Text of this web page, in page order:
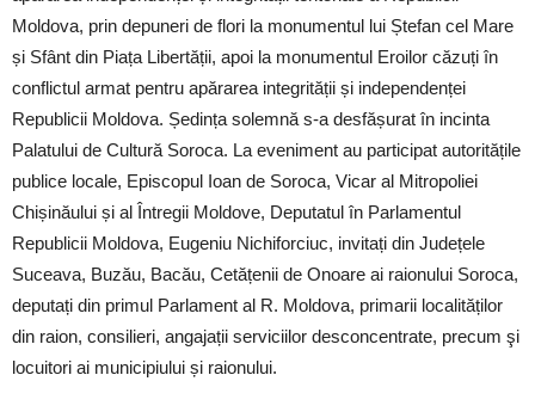
Moldova, prin depuneri de flori la monumentul lui Ștefan cel Mare
și Sfânt din Piața Libertății, apoi la monumentul Eroilor căzuți în
conflictul armat pentru apărarea integrității și independenței
Republicii Moldova. Ședința solemnă s-a desfășurat în incinta
Palatului de Cultură Soroca. La eveniment au participat autoritățile
publice locale, Episcopul Ioan de Soroca, Vicar al Mitropoliei
Chișinăului și al Întregii Moldove, Deputatul în Parlamentul
Republicii Moldova, Eugeniu Nichiforciuc, invitați din Județele
Suceava, Buzău, Bacău, Cetățenii de Onoare ai raionului Soroca,
deputați din primul Parlament al R. Moldova, primarii localităților
din raion, consilieri, angajații serviciilor desconcentrate, precum şi
locuitori ai municipiului și raionului.